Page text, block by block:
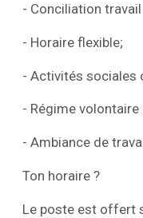
- Conciliation
- Horaire flexible;
- Activités sociales
- Régime volontaire
- Ambiance de
Ton horaire ?
Le poste est offert